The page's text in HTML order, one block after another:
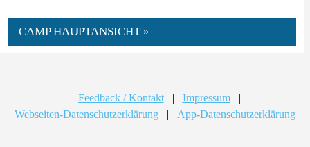
CAMP HAUPTANSICHT »
Feedback / Kontakt | Impressum
|
Webseiten-Datenschutzerklärung
| App-Datenschutzerklärung